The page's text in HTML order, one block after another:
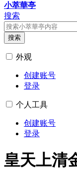
小萃華亭
搜索
搜索
外观
创建账号
登录
个人工具
创建账号
登录
皇天上清